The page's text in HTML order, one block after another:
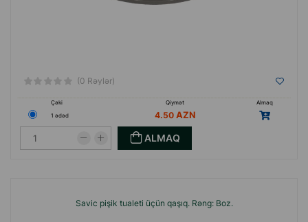
(0 Rəylər)
Çəki Qiymət
Almaq
1 ədəd
4.50
ALMAQ
Savic pişik tualeti üçün qaşıq. Rəng: Boz.